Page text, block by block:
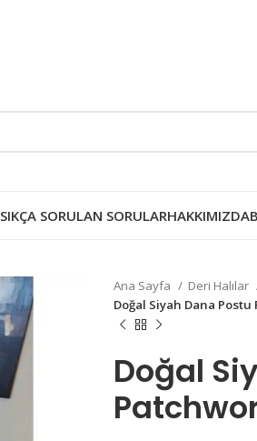
SIKÇA SORULAN SORULARHAKKIMIZDA
Ana Sayfa Deri Halılar
Doğal Siyah Dana Postu
Doğal